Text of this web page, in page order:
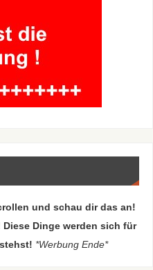
und schau dir das an!
Diese Dinge werden sich für
*Werbung Ende*